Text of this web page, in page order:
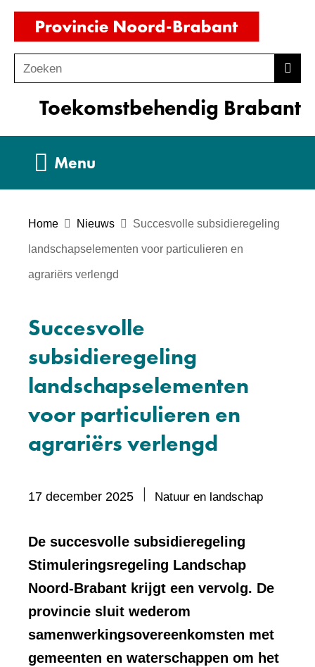
Ga
de
inhoud
o
Zoeken
Toekomstbehendig Brabant
Menu
Home Nieuws Succesvolle subsidieregeling
landschapselementen voor particulieren en
agrariërs verlengd
Succesvolle
subsidieregeling
landschapselementen
voor particulieren en
agrariërs verlengd
17 december 2025 Natuur en landschapBevat
De succesvolle subsidieregeling
Stimuleringsregeling Landschap
Noord-Brabant krijgt een vervolg. De
provincie sluit wederom
samenwerkingsovereenkomsten met
gemeenten en waterschappen om het